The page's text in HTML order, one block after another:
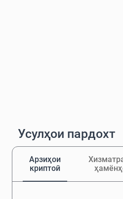
Усулҳои пардохт
Арзиҳои
криптоӣ